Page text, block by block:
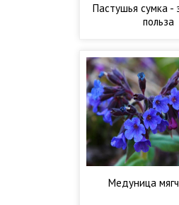
Пастушья сумка -
польза
Медуница